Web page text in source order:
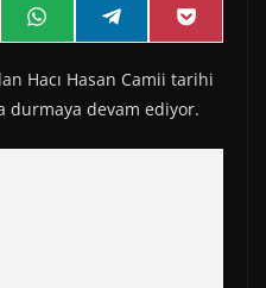
Share
on
W
h
t
s
A
Share
on
e
e
g
r
Share
on
P
o
k
t
Hacı Hasan Camii tarihi
durmaya devam ediyor.